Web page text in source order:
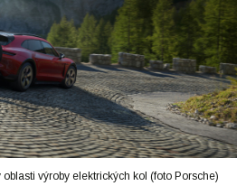
výroby elektrických kol (foto Porsche)